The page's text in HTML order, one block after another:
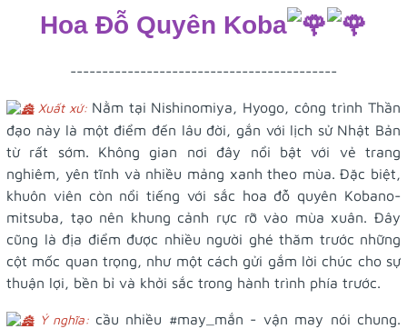
Hoa Đỗ Quyên Koba
------------------------------------------
Xuất xứ: Nằm tại Nishinomiya, Hyogo, công trình Thần
đạo này là một điểm đến lâu đời, gắn với lịch sử Nhật Bản
từ rất sớm. Không gian nơi đây nổi bật với vẻ trang
nghiêm, yên tĩnh và nhiều mảng xanh theo mùa. Đặc biệt,
khuôn viên còn nổi tiếng với sắc hoa đỗ quyên Kobano-
mitsuba, tạo nên khung cảnh rực rỡ vào mùa xuân. Đây
cũng là địa điểm được nhiều người ghé thăm trước những
cột mốc quan trọng, như một cách gửi gắm lời chúc cho sự
thuận lợi, bền bỉ và khởi sắc trong hành trình phía trước.
Ý nghĩa: cầu nhiều #may_mắn - vận may nói chung.